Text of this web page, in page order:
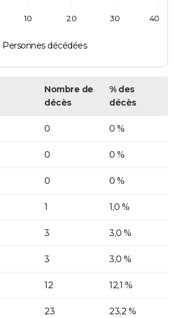
Personnes décédées
10 20 30 40
Nombre de
décès
% des
décès
0 0 %
0 0 %
0 0 %
1 1,0 %
3 3,0 %
3 3,0 %
12 12,1 %
23 23,2 %